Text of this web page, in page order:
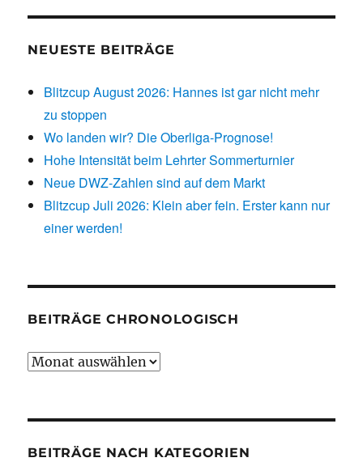
NEUESTE BEITRÄGE
Blitzcup August 2026: Hannes ist gar nicht mehr
zu stoppen
Wo landen wir? Die Oberliga-Prognose!
Hohe Intensität beim Lehrter Sommerturnier
Neue DWZ-Zahlen sind auf dem Markt
Blitzcup Juli 2026: Klein aber fein. Erster kann nur
einer werden!
BEITRÄGE CHRONOLOGISCH
Beiträge
BEITRÄGE NACH KATEGORIEN